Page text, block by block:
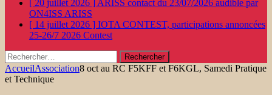
[ 20 juillet 2026 ] ARISS contact du 23/07/2026 audible par
ON4ISS ARISS
[ 14 juillet 2026 ] IOTA CONTEST, participations annoncées
25-26/7 2026 Contest
Rechercher :
AccueilAssociation8 oct au RC F5KFF et F6KGL, Samedi Pratique
et Technique